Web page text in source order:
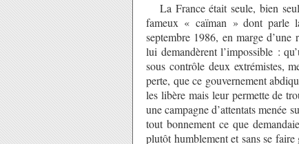
La France était seule, bien
fameux « caïman » dont parle
septembre 1986, en marge
lui demandèrent l’impossible :
sous contrôle deux extrémistes,
perte, que ce gouvernement
les libère mais leur permette de
une campagne d’attentats menée
tout bonnement ce que
plutôt humblement et sans se